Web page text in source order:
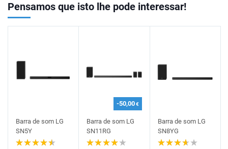
Pensamos que isto lhe pode interessar!
Barra de som LG
SN5Y
-50,00€
Barra de som LG
SN11RG
Barra de som LG
SN8YG